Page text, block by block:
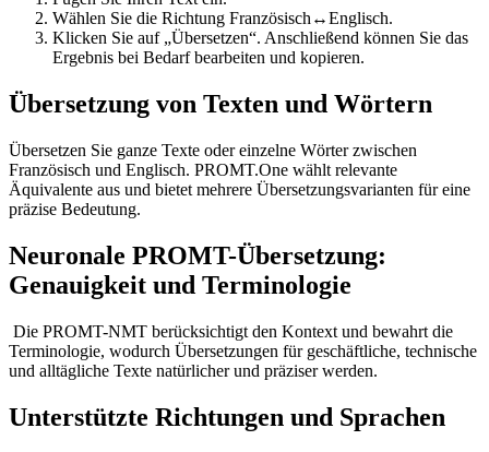
Wählen Sie die Richtung Französisch↔Englisch.
Klicken Sie auf „Übersetzen“. Anschließend können Sie das
Ergebnis bei Bedarf bearbeiten und kopieren.
Übersetzung von Texten und Wörtern
Übersetzen Sie ganze Texte oder einzelne Wörter zwischen
Französisch und Englisch. PROMT.One wählt relevante
Äquivalente aus und bietet mehrere Übersetzungsvarianten für eine
präzise Bedeutung.
Neuronale PROMT-Übersetzung:
Genauigkeit und Terminologie
Die PROMT-NMT berücksichtigt den Kontext und bewahrt die
Terminologie, wodurch Übersetzungen für geschäftliche, technische
und alltägliche Texte natürlicher und präziser werden.
Unterstützte Richtungen und Sprachen